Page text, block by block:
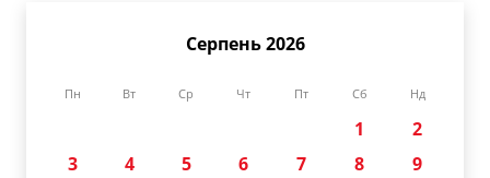
Серпень 2026
Пн Вт Ср Чт Пт Сб Нд
1
2
3
4 5 6 7 8
9